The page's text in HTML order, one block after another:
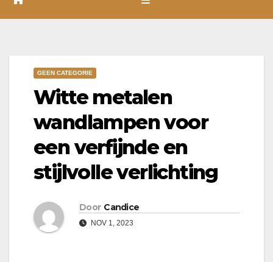
GEEN CATEGORIE
Witte metalen
wandlampen voor
een verfijnde en
stijlvolle verlichting
Door Candice
NOV 1, 2023